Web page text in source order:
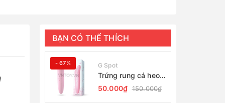
BẠN CÓ THỂ THÍCH
- 67% G Spot
Trứng rung cá heo
giá rẻ massage
điểm G
50.000₫ 150.000₫